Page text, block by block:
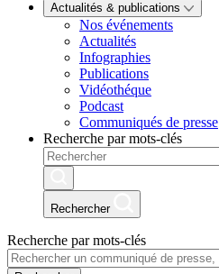
Actualités & publications
Nos événements
Actualités
Infographies
Publications
Vidéothéque
Podcast
Communiqués de presse
Recherche par mots-clés
Rechercher
Recherche par mots-clés